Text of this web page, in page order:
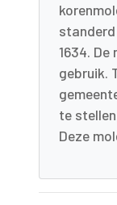
standerd
1634.
gebruik.
te
Deze